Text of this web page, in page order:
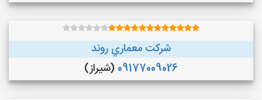
شركت معماري روند
09177009026 (شیراز)